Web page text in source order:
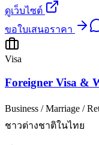
ดูเว็บไซต์
ขอใบเสนอราคา
Visa
Foreigner Visa &
Business / Marriage /
ชาวต่างชาติในไทย